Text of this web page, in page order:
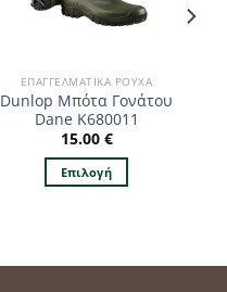
ΕΠΑΓΓΕΛΜΑΤΙΚΆ ΡΟΎΧΑ
Dunlop Μπότα Γονάτου
Dane K680011
15.00 €
Επιλογή
έχει